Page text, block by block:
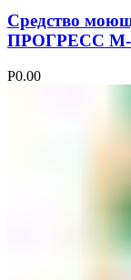
Средство
ПРОГРЕСС М-
Р0.00